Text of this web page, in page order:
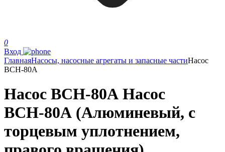
0
Вход
ГлавнаяНасосы, насосные агрегаты и запасные частиНасос
ВСН-80А
Насос ВСН-80А Насос
ВСН-80А (Алюминевый, с
торцевым уплотнением,